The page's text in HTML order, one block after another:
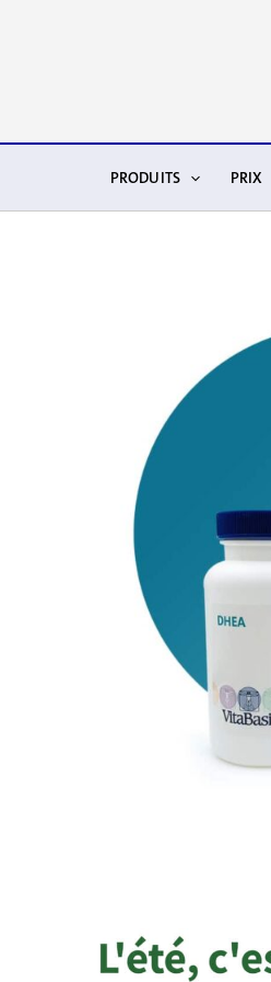
PRODUITS PRIX